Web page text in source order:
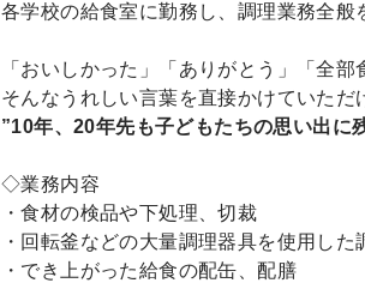
各学校の給食室に勤務し、調理業務全般
「おいしかった」「ありがとう」「全部
そんなうれしい言葉を直接かけていただ
”10年、20年先も子どもたちの思い出に
◇業務内容
・食材の検品や下処理、切裁
・回転釜などの大量調理器具を使用した
・でき上がった給食の配缶、配膳